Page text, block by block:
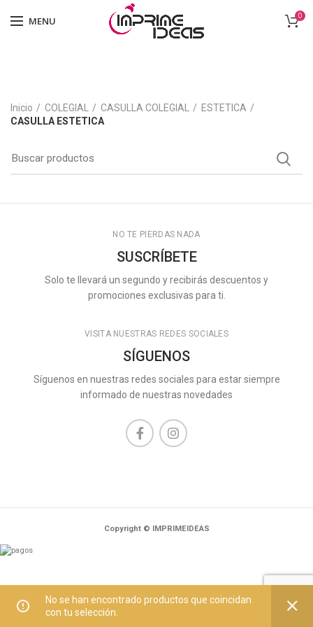
MENU 0
Inicio COLEGIAL CASULLA COLEGIAL
ESTETICA
CASULLA ESTETICA
No se han encontrado productos que coincidan
con tu selección.
NO TE PIERDAS NADA
SUSCRÍBETE
Solo te llevará un segundo y recibirás descuentos y
promociones exclusivas para ti.
VISITA NUESTRAS REDES SOCIALES
SÍGUENOS
Síguenos en nuestras redes sociales para estar siempre
informado de nuestras novedades
Copyright © IMPRIMEIDEAS